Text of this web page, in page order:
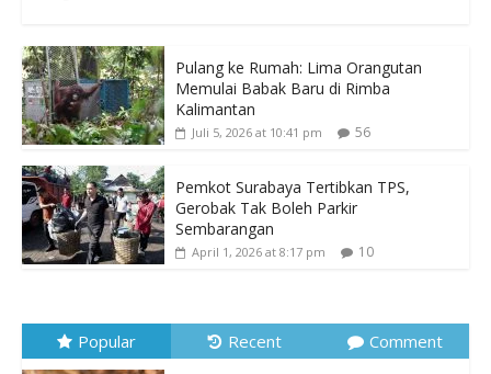
Pulang ke Rumah: Lima Orangutan
Memulai Babak Baru di Rimba
Kalimantan
Juli 5, 2026 at 10:41 pm 56
Pemkot Surabaya Tertibkan TPS,
Gerobak Tak Boleh Parkir
Sembarangan
April 1, 2026 at 8:17 pm 10
Popular Recent Comment